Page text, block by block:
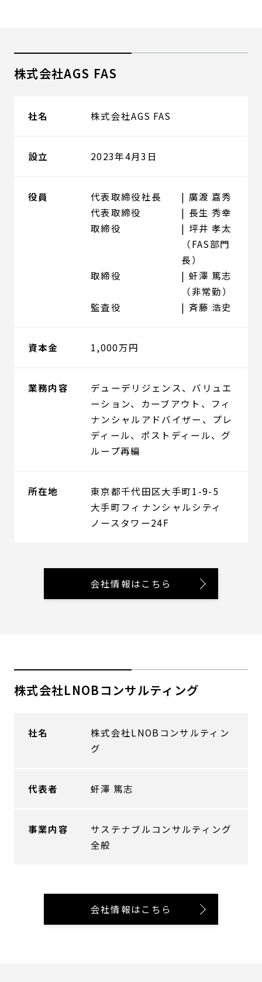
株式会社AGS FAS
社名 株式会社AGS FAS
設立 2023年4月3日
役員 代表取締役社長
廣渡 嘉秀
代表取締役
長生 秀幸
取締役
坪井 孝太
（FAS部門
長）
取締役
虷澤 篤志
（非常勤）
監査役
斉藤 浩史
資本金 1,000万円
業務内容
デューデリジェンス、バリュエ
ーション、カーブアウト、フィ
ナンシャルアドバイザー、プレ
ディール、ポストディール、グ
ループ再編
所在地
東京都千代田区大手町1-9-5
大手町フィナンシャルシティ
ノースタワー24F
会社情報はこちら
株式会社LNOBコンサルティング
社名
株式会社LNOBコンサルティン
グ
代表者 虷澤 篤志
事業内容
サステナブルコンサルティング
全般​
会社情報はこちら